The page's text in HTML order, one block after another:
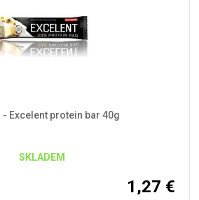
- Excelent protein bar 40g
SKLADEM
1,27 €